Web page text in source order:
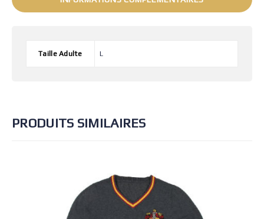
Taille Adulte L
PRODUITS SIMILAIRES